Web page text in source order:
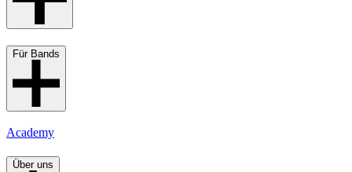
Für Bands
Academy
Über uns